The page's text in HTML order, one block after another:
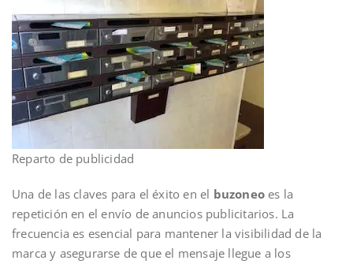
Reparto de publicidad
Una de las claves para el éxito en el buzoneo es la
repetición en el envío de anuncios publicitarios. La
frecuencia es esencial para mantener la visibilidad de la
marca y asegurarse de que el mensaje llegue a los